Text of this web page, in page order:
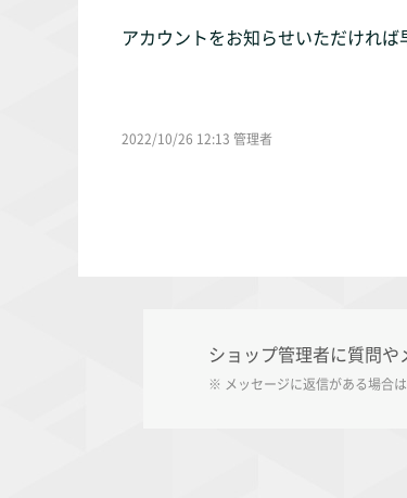
アカウントをお知らせいただければ
2022/10/26 12:13 管理者
ショップ管理者に質問や
※ メッセージに返信がある場合は